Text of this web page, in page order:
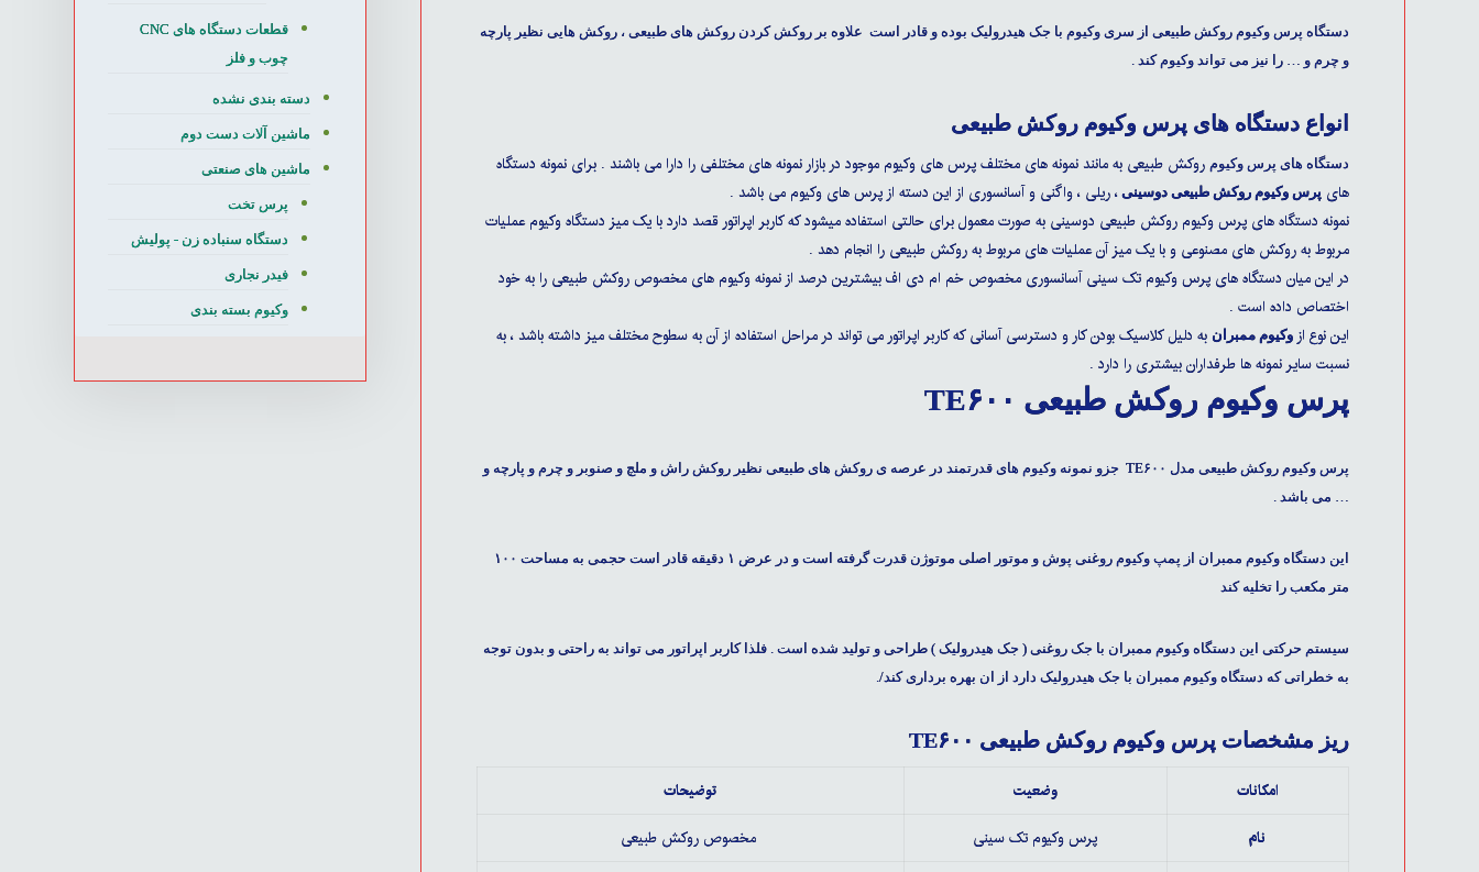
دستگاه پرس وکیوم روکش طبیعی از سری وکیوم با جک هیدرولیک بوده و قادر است علاوه بر روکش کردن روکش های طبیعی ، روکش هایی نظیر پارچه
و چرم و … را نیز می تواند وکیوم کند .
انواع دستگاه های پرس وکیوم روکش طبیعی
دستگاه های پرس وکیوم روکش طبیعی به مانند نمونه های مختلف پرس های وکیوم موجود در بازار نمونه های مختلفی را دارا می باشند . برای نمونه دستگاه
هایپرس وکیوم روکش طبیعی دوسینی ، ریلی ، واگنی و آسانسوری از این دسته از پرس های وکیوم می باشد .
نمونه دستگاه های پرس وکیوم روکش طبیعی دوسینی به صورت معمول برای حالتی استفاده میشود که کاربر اپراتور قصد دارد با یک میز دستگاه وکیوم عملیات
مربوط به روکش های مصنوعی و با یک میز آن عملیات های مربوط به روکش طبیعی را انجام دهد .
در این میان دستگاه های پرس وکیوم تک سینی آسانسوری مخصوص خم ام دی اف بیشترین درصد از نمونه وکیوم های مخصوص روکش طبیعی را به خود
اختصاص داده است .
این نوع از وکیوم ممبران به دلیل کلاسیک بودن کار و دسترسی آسانی که کاربر اپراتور می تواند در مراحل استفاده از آن به سطوح مختلف میز داشته باشد ، به
نسبت سایر نمونه ها طرفداران بیشتری را دارد .
پرس وکیوم روکش طبیعی TE۶۰۰
پرس وکیوم روکش طبیعی مدل TE۶۰۰ جزو نمونه وکیوم های قدرتمند در عرصه ی روکش های طبیعی نظیر روکش راش و ملچ و صنوبر و چرم و پارچه و
… می باشد .
این دستگاه وکیوم ممبران از پمپ وکیوم روغنی پوش و موتور اصلی موتوژن قدرت گرفته است و در عرض ۱ دقیقه قادر است حجمی به مساحت ۱۰۰
متر مکعب را تخلیه کند
سیستم حرکتی این دستگاه وکیوم ممبران با جک روغنی ( جک هیدرولیک ) طراحی و تولید شده است . فلذا کاربر اپراتور می تواند به راحتی و بدون توجه
به خطراتی که دستگاه وکیوم ممبران با جک هیدرولیک دارد از ان بهره برداری کند/.
ریز مشخصات پرس وکیوم روکش طبیعی TE۶۰۰
امکانات وضعیت
توضیحات
نام
پرس وکیوم تک سینی
مخصوص روکش طبیعی
قطعات دستگاه های CNC
چوب و فلز
دسته بندی نشده
ماشین آلات دست دوم
ماشین های صنعتی
پرس تخت
دستگاه سنباده زن - پولیش
فیدر نجاری
وکیوم بسته بندی